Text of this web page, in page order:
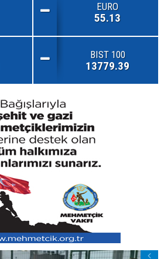
EURO
55.13
BIST 100
13779.39